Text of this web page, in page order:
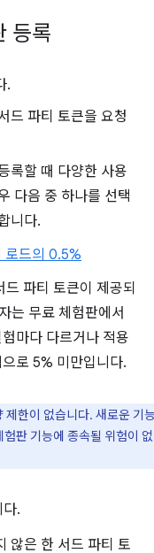
등록
.
드 파티 토큰을 요청
록할 때 다양한 사용
다음 중 하나를 선택
니다.
드의 0.5%
파티 토큰이 제공되
는 무료 체험판에서
마다 다르거나 적용
로 5% 미만입니다.
제한이 없습니다. 새로운 기
판 기능에 종속될 위험이
.
않은 한 서드 파티 토